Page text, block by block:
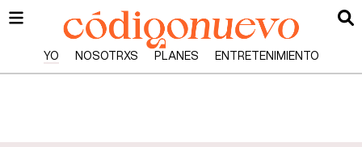
YO NOSOTRXS PLANES ENTRETENIMIENTO